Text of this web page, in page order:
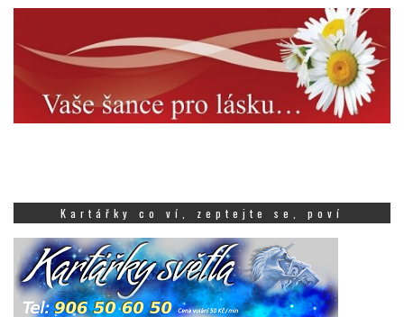
Kartářky co ví, zeptejte se, poví